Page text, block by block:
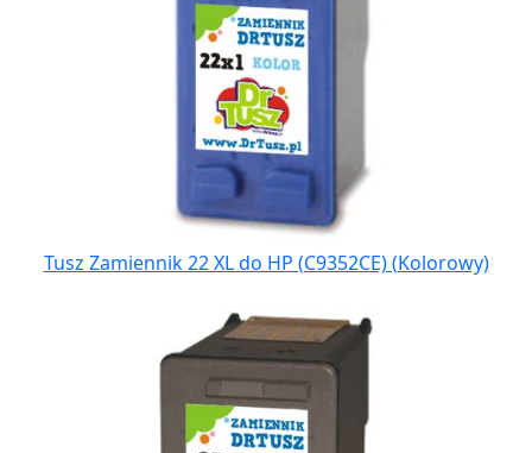
Tusz Zamiennik 22 XL do HP (C9352CE) (Kolorowy)